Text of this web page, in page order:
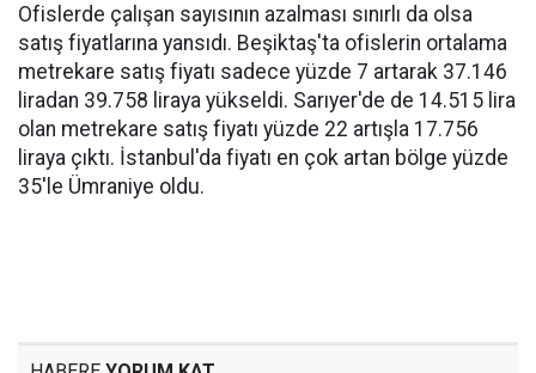
Ofislerde çalışan sayısının azalması sınırlı da olsa
satış fiyatlarına yansıdı. Beşiktaş'ta ofislerin ortalama
metrekare satış fiyatı sadece yüzde 7 artarak 37.146
liradan 39.758 liraya yükseldi. Sarıyer'de de 14.515 lira
olan metrekare satış fiyatı yüzde 22 artışla 17.756
liraya çıktı. İstanbul'da fiyatı en çok artan bölge yüzde
35'le Ümraniye oldu.